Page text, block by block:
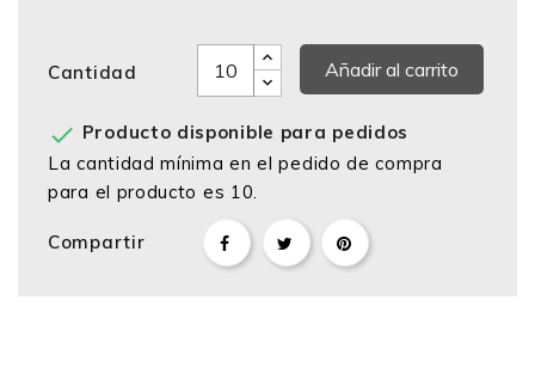
Cantidad Añadir al carrito
 Producto disponible para pedidos
La cantidad mínima en el pedido de compra
para el producto es 10.
Compartir